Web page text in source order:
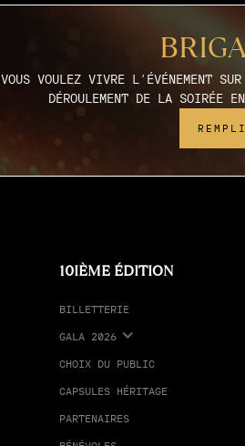
VOUS VOULEZ VIVRE L’ÉVÉNEMENT
DÉROULEMENT DE LA SOIRÉE
10IÈME ÉDITION
BILLETTERIE
GALA 2026
CHOIX DU PUBLIC
CAPSULES HÉRITAGE
PARTENAIRES